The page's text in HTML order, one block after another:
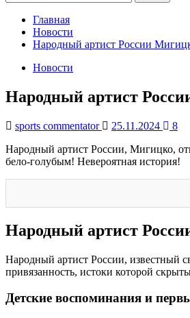
Главная
Новости
Народный артист России
Новости
Народный артист
sports commentator 25.11.2024
8
Народный артист России, Мигицко,
бело-голубым! Невероятная история!
Народный артист
Народный артист России, известный
привязанность, истоки которой
Детские воспоминания и